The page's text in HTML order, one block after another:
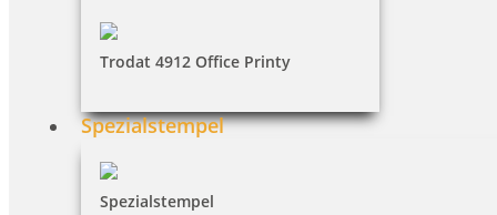
Trodat 4912 Office Printy
Spezialstempel
Spezialstempel